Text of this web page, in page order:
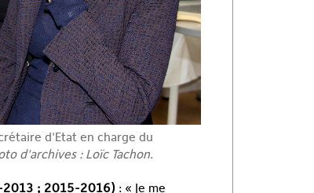
d'Etat en charge du
d'archives : Loïc Tachon.
2013 ; 2015-2016) : « Je me